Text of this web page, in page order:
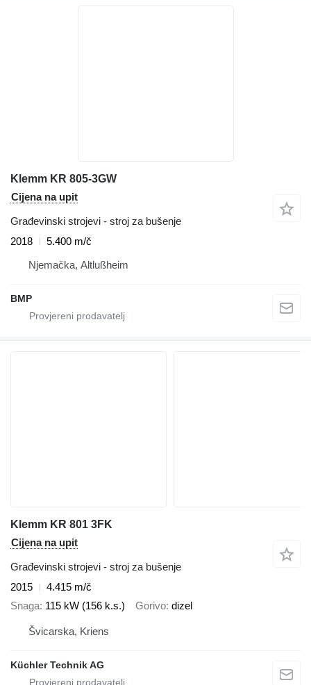
Klemm KR 805-3GW
Cijena na upit
Građevinski strojevi - stroj za bušenje
2018
5.400 m/č
Njemačka, Altlußheim
BMP
Klemm KR 801 3FK
Cijena na upit
Građevinski strojevi - stroj za bušenje
2015
4.415 m/č
Snaga 115 kW (156 k.s.) Gorivo dizel
Švicarska, Kriens
Küchler Technik AG